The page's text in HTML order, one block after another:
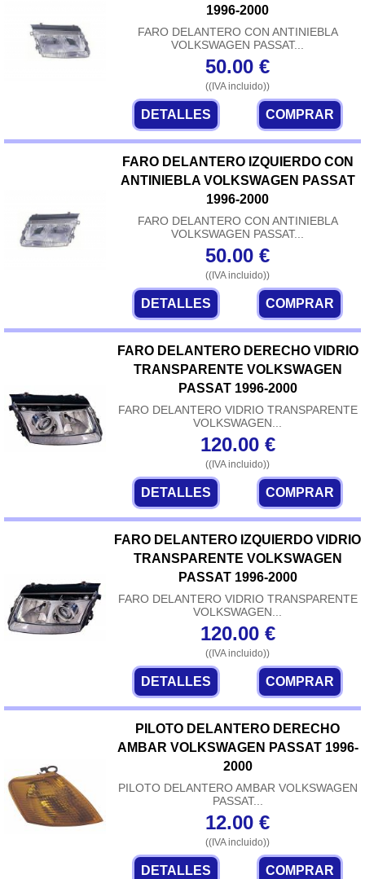
1996-2000
FARO DELANTERO CON ANTINIEBLA
VOLKSWAGEN PASSAT...
50.00 €
((IVA incluido))
DETALLES COMPRAR
FARO DELANTERO IZQUIERDO CON
ANTINIEBLA VOLKSWAGEN PASSAT
1996-2000
FARO DELANTERO CON ANTINIEBLA
VOLKSWAGEN PASSAT...
50.00 €
((IVA incluido))
DETALLES COMPRAR
FARO DELANTERO DERECHO VIDRIO
TRANSPARENTE VOLKSWAGEN
PASSAT 1996-2000
FARO DELANTERO VIDRIO TRANSPARENTE
VOLKSWAGEN...
120.00€
((IVA incluido))
DETALLES COMPRAR
FARO DELANTERO IZQUIERDO VIDRIO
TRANSPARENTE VOLKSWAGEN
PASSAT 1996-2000
FARO DELANTERO VIDRIO TRANSPARENTE
VOLKSWAGEN...
120.00€
((IVA incluido))
DETALLES COMPRAR
PILOTO DELANTERO DERECHO
AMBAR VOLKSWAGEN PASSAT 1996-
2000
PILOTO DELANTERO AMBAR VOLKSWAGEN
PASSAT...
12.00 €
((IVA incluido))
DETALLES COMPRAR